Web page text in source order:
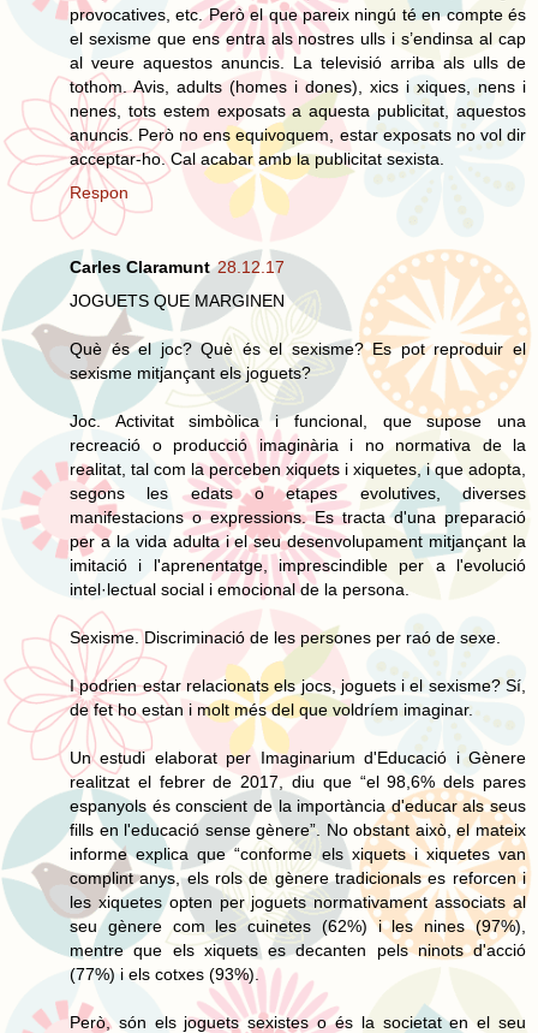
provocatives, etc. Però el que pareix ningú té en compte és
el sexisme que ens entra als nostres ulls i s’endinsa al cap
al veure aquestos anuncis. La televisió arriba als ulls de
tothom. Avis, adults (homes i dones), xics i xiques, nens i
nenes, tots estem exposats a aquesta publicitat, aquestos
anuncis. Però no ens equivoquem, estar exposats no vol dir
acceptar-ho. Cal acabar amb la publicitat sexista.
Respon
Carles Claramunt 28.12.17
JOGUETS QUE MARGINEN
Què és el joc? Què és el sexisme? Es pot reproduir el
sexisme mitjançant els joguets?
Joc. Activitat simbòlica i funcional, que supose una
recreació o producció imaginària i no normativa de la
realitat, tal com la perceben xiquets i xiquetes, i que adopta,
segons les edats o etapes evolutives, diverses
manifestacions o expressions. Es tracta d'una preparació
per a la vida adulta i el seu desenvolupament mitjançant la
imitació i l'aprenentatge, imprescindible per a l'evolució
intel·lectual social i emocional de la persona.
Sexisme. Discriminació de les persones per raó de sexe.
I podrien estar relacionats els jocs, joguets i el sexisme? Sí,
de fet ho estan i molt més del que voldríem imaginar.
Un estudi elaborat per Imaginarium d'Educació i Gènere
realitzat el febrer de 2017, diu que “el 98,6% dels pares
espanyols és conscient de la importància d'educar als seus
fills en l'educació sense gènere”. No obstant això, el mateix
informe explica que “conforme els xiquets i xiquetes van
complint anys, els rols de gènere tradicionals es reforcen i
les xiquetes opten per joguets normativament associats al
seu gènere com les cuinetes (62%) i les nines (97%),
mentre que els xiquets es decanten pels ninots d'acció
(77%) i els cotxes (93%).
Però, són els joguets sexistes o és la societat en el seu